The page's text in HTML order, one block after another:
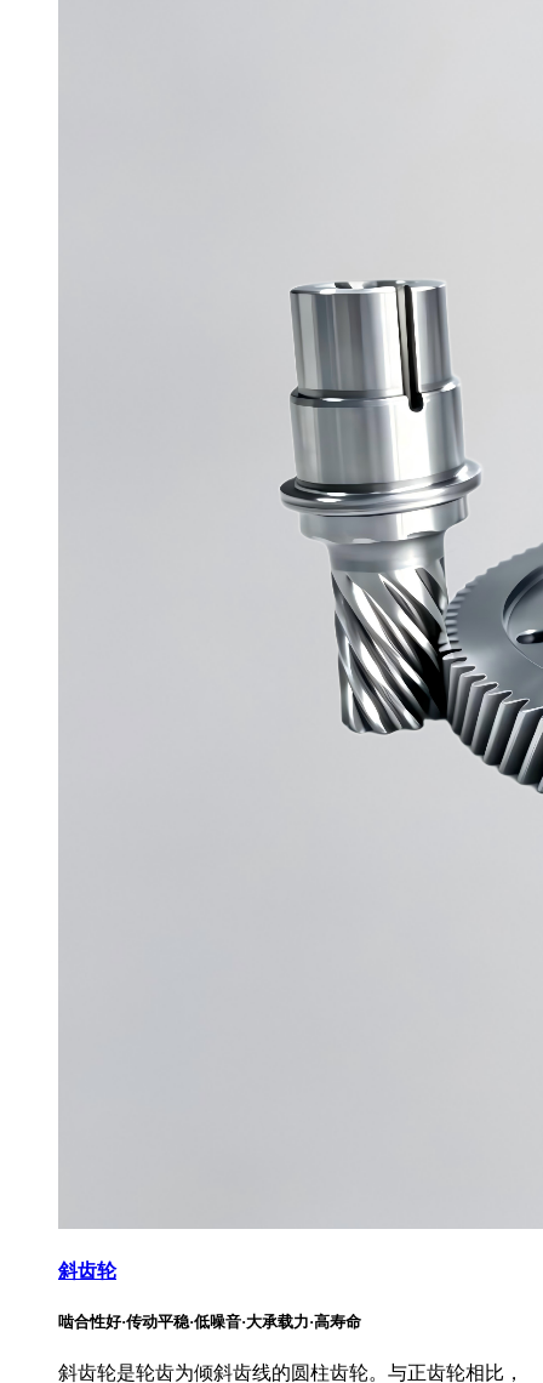
斜齿轮
啮合性好·传动平稳·低噪音·大承载力·高寿命
斜齿轮是轮齿为倾斜齿线的圆柱齿轮。与正齿轮相比，